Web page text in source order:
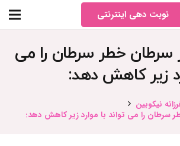
نوبت دهی اینترنتی
سرطان خطر سرطان را می
زیر کاهش دهد:
نیکوبین
سرطان را می تواند با موارد زیر کاهش دهد: